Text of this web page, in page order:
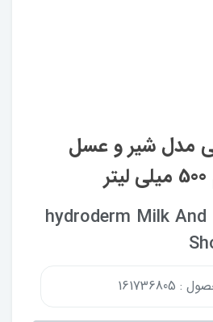
مدل شیر و عسل
hydroderm Milk And